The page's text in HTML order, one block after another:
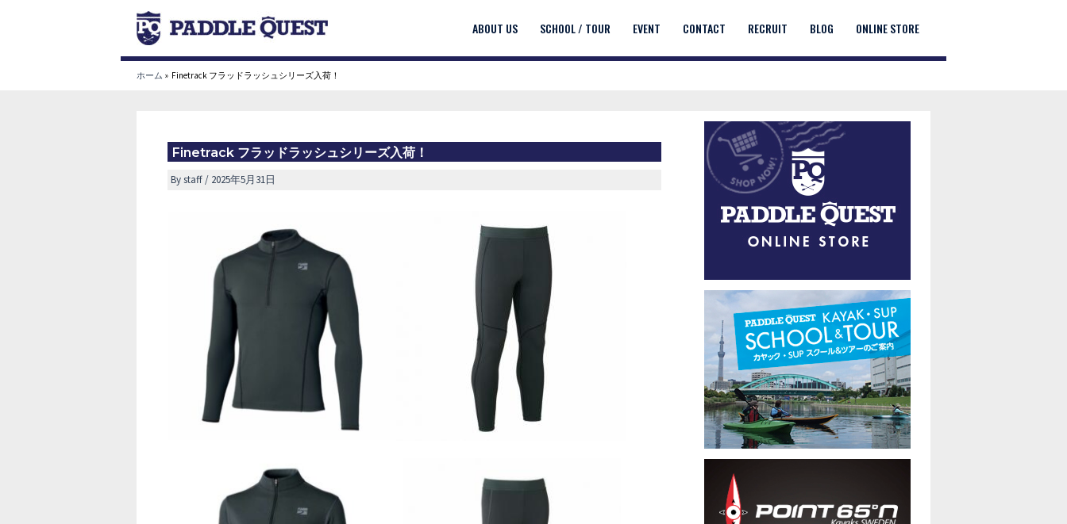
ABOUT US SCHOOL / TOUR EVENT CONTACT RECRUIT BLOG ONLINE STORE
ホーム Finetrack フラッドラッシュシリーズ入荷！
Finetrack フラッドラッシュシリーズ入荷！
Bystaff/ 2025年5月31日